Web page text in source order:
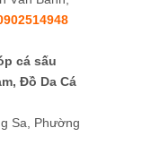
cá sấu
Đồ Da Cá
Sa, Phường